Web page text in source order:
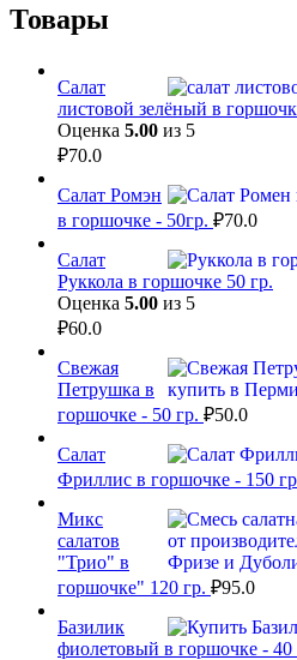
Товары
Салат
листовой зелёный в
Оценка 5.00 из 5
₽70.0
Салат Ромэн
в горшочке - 50гр. ₽70.0
Салат
Руккола в горшочке 50 гр.
Оценка 5.00 из 5
₽60.0
Свежая
Петрушка в
горшочке - 50 гр. ₽50.0
Салат
Фриллис в горшочке - 150
Микс
салатов
"Трио" в
горшочке" 120 гр. ₽95.0
Базилик
фиолетовый в горшочке - 40